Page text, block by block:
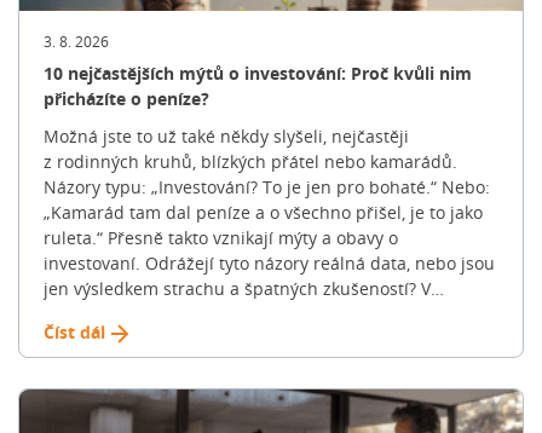
3. 8. 2026
10 nejčastějších mýtů o investování: Proč kvůli nim
přicházíte o peníze?
Možná jste to už také někdy slyšeli, nejčastěji
z rodinných kruhů, blízkých přátel nebo kamarádů.
Názory typu: „Investování? To je jen pro bohaté.“ Nebo:
„Kamarád tam dal peníze a o všechno přišel, je to jako
ruleta.“ Přesně takto vznikají mýty a obavy o
investovaní. Odrážejí tyto názory reálná data, nebo jsou
jen výsledkem strachu a špatných zkušeností? V
společně posvítit na 10 nejčastějších mýtů o investování
a ukázat si, jak realita vypadá doopravdy. „Jako
investiční specialista se s těmito tvrzeními potkávám
dnes a denně. Svět financí je bohužel opředen
Číst dál